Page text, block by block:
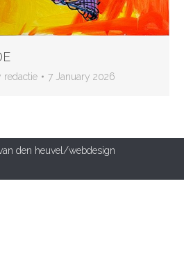
redactie 7 January 2026
den heuvel/webdesign